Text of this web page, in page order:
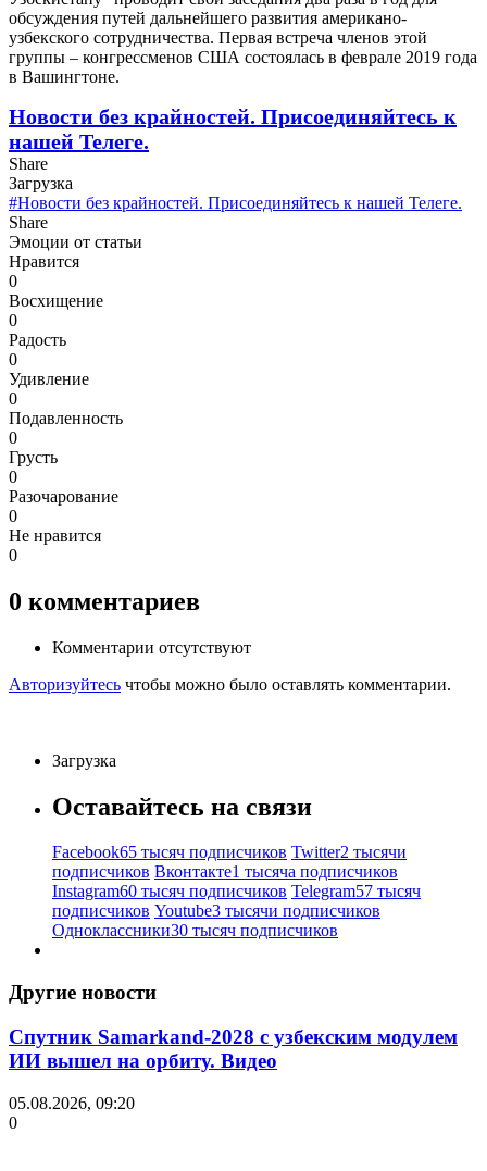
обсуждения путей дальнейшего развития американо-
узбекского сотрудничества. Первая встреча членов этой
группы – конгрессменов США состоялась в феврале 2019 года
в Вашингтоне.
Новости без крайностей. Присоединяйтесь к
нашей Телеге.
Share
Загрузка
#Новости без крайностей. Присоединяйтесь к нашей Телеге.
Share
Эмоции от статьи
Нравится
0
Восхищение
0
Радость
0
Удивление
0
Подавленность
0
Грусть
0
Разочарование
0
Не нравится
0
0 комментариев
Комментарии отсутствуют
Авторизуйтесь чтобы можно было оставлять комментарии.
Загрузка
Оставайтесь на связи
Facebook65 тысяч подписчиков Twitter2 тысячи
подписчиков Вконтакте1 тысяча подписчиков
Instagram60 тысяч подписчиков Telegram57 тысяч
подписчиков Youtube3 тысячи подписчиков
Одноклассники30 тысяч подписчиков
Другие новости
Спутник Samarkand-2028 с узбекским модулем
ИИ вышел на орбиту. Видео
05.08.2026, 09:20
0